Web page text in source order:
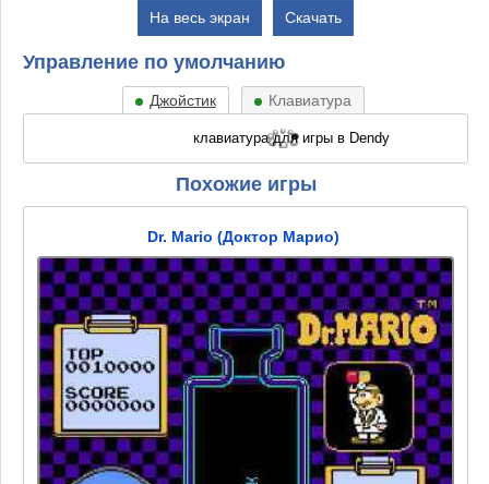
На весь экран Скачать
Управление по умолчанию
Джойстик Клавиатура
Похожие игры
Dr. Mario (Доктор Марио)